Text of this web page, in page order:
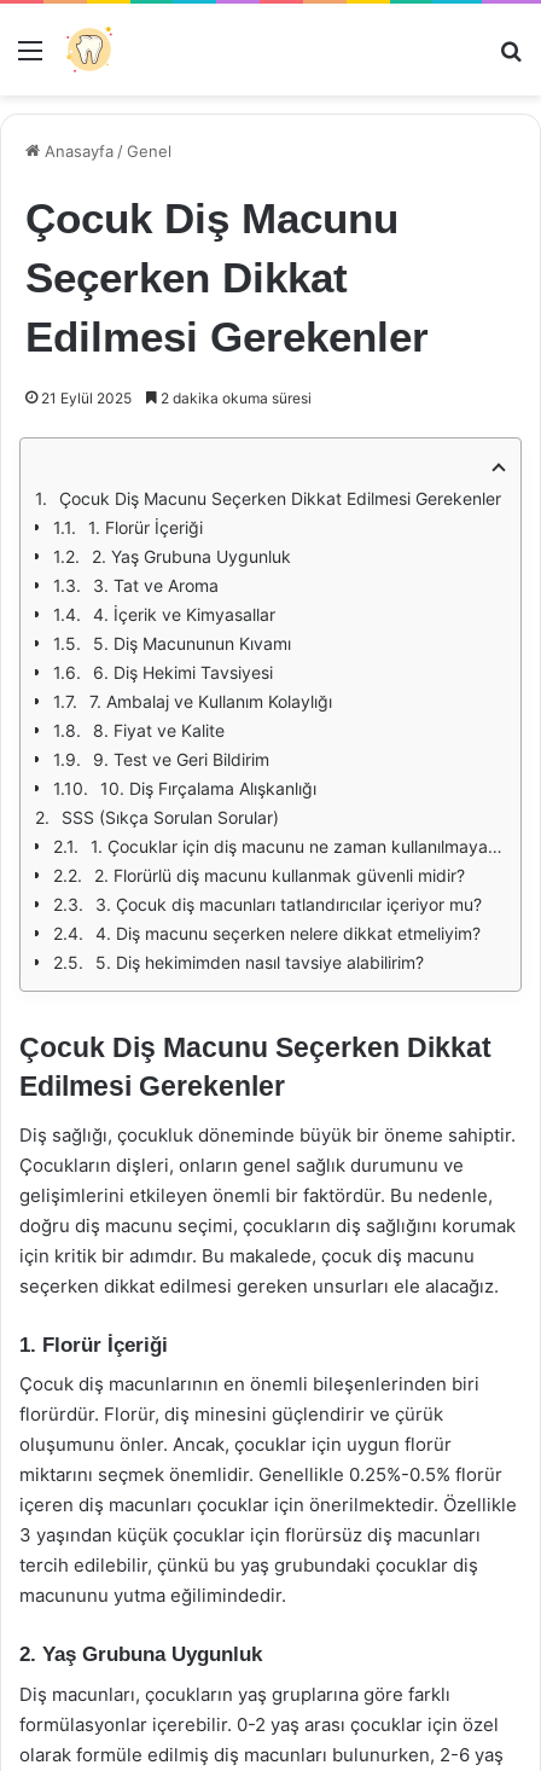
Menü
Anasayfa /Genel
Çocuk Diş Macunu
Seçerken Dikkat
Edilmesi Gerekenler
21 Eylül 2025 2 dakika okuma süresi
Çocuk Diş Macunu Seçerken Dikkat Edilmesi Gerekenler
1. Florür İçeriği
2. Yaş Grubuna Uygunluk
3. Tat ve Aroma
4. İçerik ve Kimyasallar
5. Diş Macununun Kıvamı
6. Diş Hekimi Tavsiyesi
7. Ambalaj ve Kullanım Kolaylığı
8. Fiyat ve Kalite
9. Test ve Geri Bildirim
10. Diş Fırçalama Alışkanlığı
SSS (Sıkça Sorulan Sorular)
1. Çocuklar için diş macunu ne zaman kullanılmaya başlanmalıdır?
2. Florürlü diş macunu kullanmak güvenli midir?
3. Çocuk diş macunları tatlandırıcılar içeriyor mu?
4. Diş macunu seçerken nelere dikkat etmeliyim?
5. Diş hekimimden nasıl tavsiye alabilirim?
Çocuk Diş Macunu Seçerken Dikkat
Edilmesi Gerekenler
Diş sağlığı, çocukluk döneminde büyük bir öneme sahiptir.
Çocukların dişleri, onların genel sağlık durumunu ve
gelişimlerini etkileyen önemli bir faktördür. Bu nedenle,
doğru diş macunu seçimi, çocukların diş sağlığını korumak
için kritik bir adımdır. Bu makalede, çocuk diş macunu
seçerken dikkat edilmesi gereken unsurları ele alacağız.
1. Florür İçeriği
Çocuk diş macunlarının en önemli bileşenlerinden biri
florürdür. Florür, diş minesini güçlendirir ve çürük
oluşumunu önler. Ancak, çocuklar için uygun florür
miktarını seçmek önemlidir. Genellikle 0.25%-0.5% florür
içeren diş macunları çocuklar için önerilmektedir. Özellikle
3 yaşından küçük çocuklar için florürsüz diş macunları
tercih edilebilir, çünkü bu yaş grubundaki çocuklar diş
macununu yutma eğilimindedir.
2. Yaş Grubuna Uygunluk
Diş macunları, çocukların yaş gruplarına göre farklı
formülasyonlar içerebilir. 0-2 yaş arası çocuklar için özel
olarak formüle edilmiş diş macunları bulunurken, 2-6 yaş